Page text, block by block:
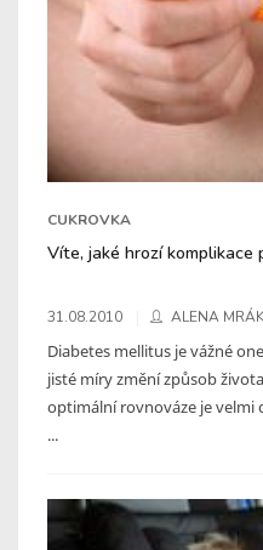
CUKROVKA
Víte, jaké hrozí komplikace
31.08.2010 ALENA
Diabetes mellitus je vážné
jisté míry změní způsob
optimální rovnováze je velmi
...